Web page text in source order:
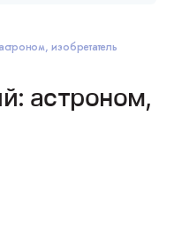
изобретатель
астроном,